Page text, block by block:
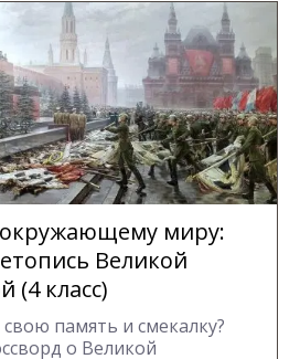
окружающему миру:
Великой
(4 класс)
память и смекалку?
о Великой